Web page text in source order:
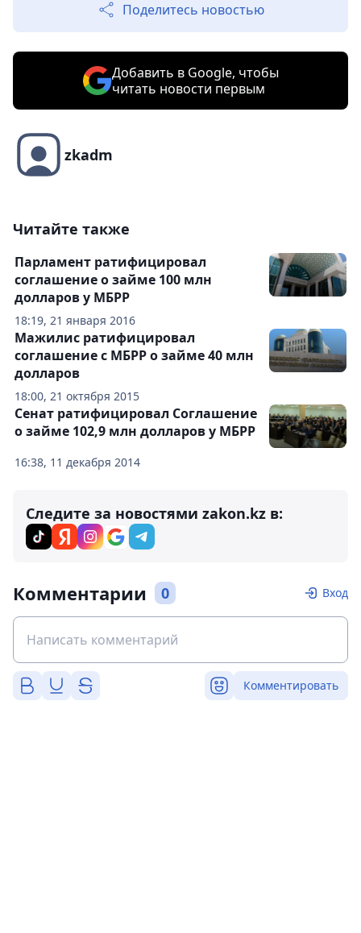
Поделитесь новостью
Добавить в Google, чтобы
читать новости первым
zkadm
Читайте также
18:19, 21 января 2016
Парламент ратифицировал
соглашение о займе 100 млн
долларов у МБРР
18:00, 21 октября 2015
Мажилис ратифицировал
соглашение с МБРР о займе 40 млн
долларов
16:38, 11 декабря 2014
Сенат ратифицировал Соглашение
о займе 102,9 млн долларов у МБРР
Следите за новостями zakon.kz в:
Комментарии 0 Вход
Комментировать